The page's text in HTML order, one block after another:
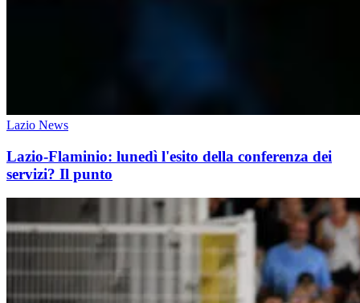
Lazio News
Lazio-Flaminio: lunedì l'esito della conferenza dei
servizi? Il punto